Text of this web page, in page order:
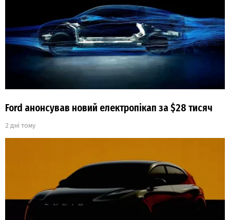
Ford анонсував новий електропікап за $28 тисяч
2 дні тому